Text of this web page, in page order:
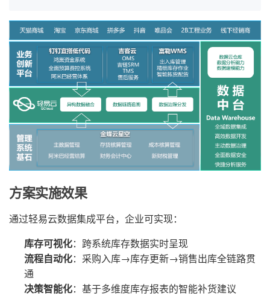
方案实施效果
通过轻易云数据集成平台，企业可实现：
库存可视化：跨系统库存数据实时呈现
流程自动化：采购入库→库存更新→销售出库全链路贯
通
决策智能化：基于多维度库存报表的智能补货建议